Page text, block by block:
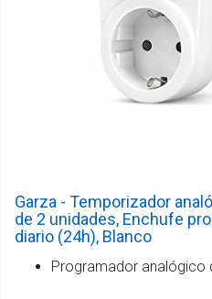
Garza - Temporizador
de 2 unidades, Enchufe
diario (24h), Blanco
Programador analógico